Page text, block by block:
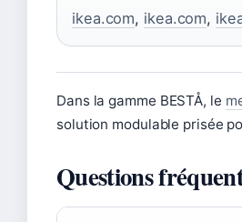
ikea.com, ikea.com,
Dans la gamme BESTÅ, le
solution modulable prisée
Questions